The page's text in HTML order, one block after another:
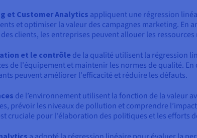
et Customer Analytics appliquent une régression
et optimiser la valeur des campagnes marketing.
clients, les entreprises peuvent allouer les
et le contrôle de la qualité utilisent la régression
de l'équipement et maintenir les normes de qualité.
peuvent améliorer l'efficacité et réduire les défauts.
de l’environnement utilisent la fonction de la valeur
prévoir les niveaux de pollution et comprendre
cruciale pour l'élaboration des politiques et les efforts